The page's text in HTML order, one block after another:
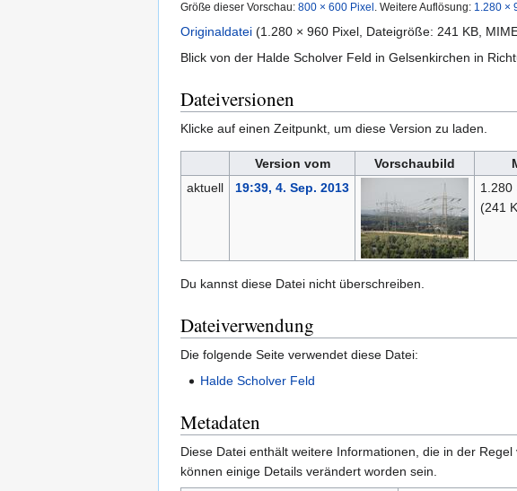
Größe dieser Vorschau: 800 × 600 Pixel Weitere Auflösung: 1.280 ×
Originaldatei (1.280 × 960 Pixel, Dateigröße: 241 KB,
Blick von der Halde Scholver Feld in Gelsenkirchen in
Dateiversionen
Klicke auf einen Zeitpunkt, um diese Version zu laden.
Version vom Vorschaubild
aktuell
19:39, 4. Sep. 2013
1.280
(241
Du kannst diese Datei nicht überschreiben.
Dateiverwendung
Die folgende Seite verwendet diese Datei:
Halde Scholver Feld
Metadaten
Diese Datei enthält weitere Informationen, die in der
können einige Details verändert worden sein.